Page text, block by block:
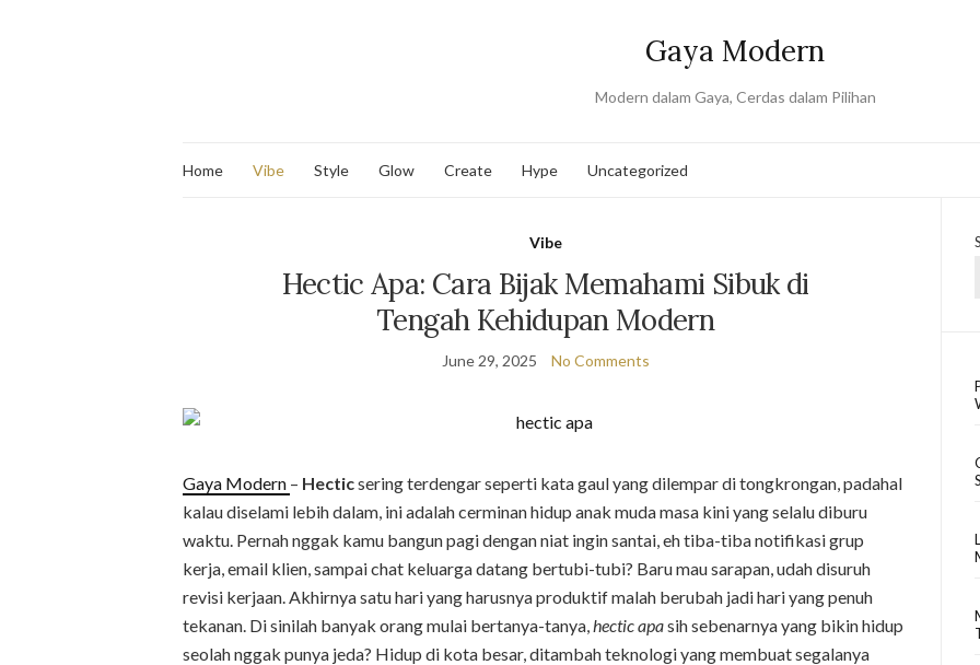
Gaya Modern
Modern dalam Gaya, Cerdas dalam Pilihan
Home Vibe Style Glow Create Hype Uncategorized
Vibe
Hectic Apa: Cara Bijak Memahami Sibuk di
Tengah Kehidupan Modern
June 29, 2025 No Comments
Gaya Modern – Hecticsering terdengar seperti kata gaul yang dilempar di tongkrongan, padahal
kalau diselami lebih dalam, ini adalah cerminan hidup anak muda masa kini yang selalu diburu
waktu. Pernah nggak kamu bangun pagi dengan niat ingin santai, eh tiba-tiba notifikasi grup
kerja, email klien, sampai chat keluarga datang bertubi-tubi? Baru mau sarapan, udah disuruh
revisi kerjaan. Akhirnya satu hari yang harusnya produktif malah berubah jadi hari yang penuh
tekanan. Di sinilah banyak orang mulai bertanya-tanya,hectic apasih sebenarnya yang bikin hidup
seolah nggak punya jeda? Hidup di kota besar, ditambah teknologi yang membuat segalanya